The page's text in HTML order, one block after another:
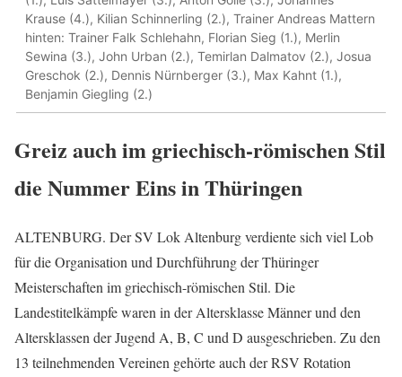
Krause (4.), Kilian Schinnerling (2.), Trainer Andreas Mattern
hinten: Trainer Falk Schlehahn, Florian Sieg (1.), Merlin
Sewina (3.), John Urban (2.), Temirlan Dalmatov (2.), Josua
Greschok (2.), Dennis Nürnberger (3.), Max Kahnt (1.),
Benjamin Giegling (2.)
Greiz auch im griechisch-römischen Stil
die Nummer Eins in Thüringen
ALTENBURG. Der SV Lok Altenburg verdiente sich viel Lob
für die Organisation und Durchführung der Thüringer
Meisterschaften im griechisch-römischen Stil. Die
Landestitelkämpfe waren in der Altersklasse Männer und den
Altersklassen der Jugend A, B, C und D ausgeschrieben. Zu den
13 teilnehmenden Vereinen gehörte auch der RSV Rotation